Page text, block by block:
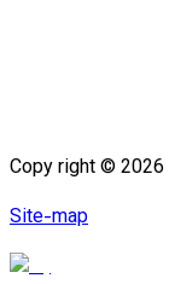
Copy right © 2026
Site-map